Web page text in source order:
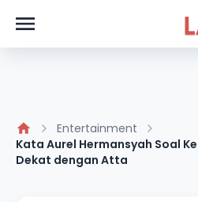
Entertainment
Kata Aurel Hermansyah Soal
Dekat dengan Atta